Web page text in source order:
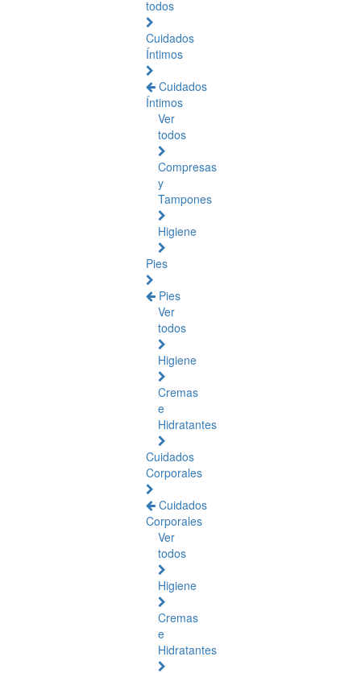
todos
Cuidados
Íntimos
Cuidados
Íntimos
Ver
todos
Compresas
y
Tampones
Higiene
Pies
Pies
Ver
todos
Higiene
Cremas
e
Hidratantes
Cuidados
Corporales
Cuidados
Corporales
Ver
todos
Higiene
Cremas
e
Hidratantes